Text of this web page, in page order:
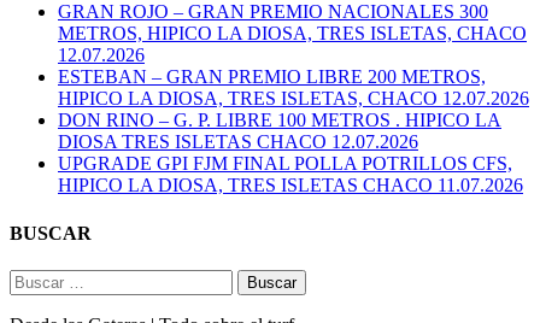
GRAN ROJO – GRAN PREMIO NACIONALES 300
METROS, HIPICO LA DIOSA, TRES ISLETAS, CHACO
12.07.2026
ESTEBAN – GRAN PREMIO LIBRE 200 METROS,
HIPICO LA DIOSA, TRES ISLETAS, CHACO 12.07.2026
DON RINO – G. P. LIBRE 100 METROS . HIPICO LA
DIOSA TRES ISLETAS CHACO 12.07.2026
UPGRADE GPI FJM FINAL POLLA POTRILLOS CFS,
HIPICO LA DIOSA, TRES ISLETAS CHACO 11.07.2026
BUSCAR
Buscar: